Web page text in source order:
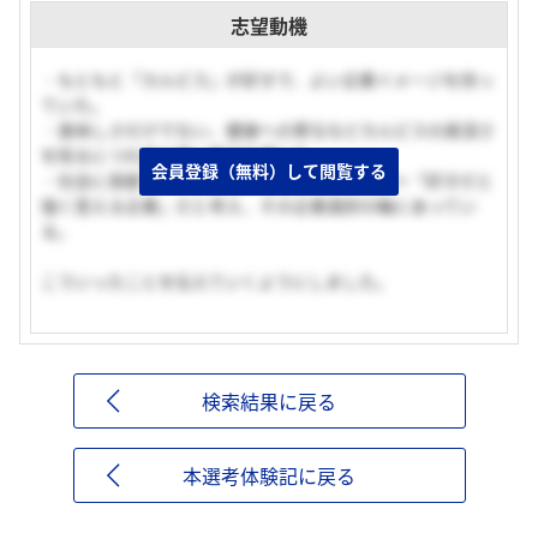
志望動機
・もともと「カルピス」が好きで、よい企業イメージを持っ
・美味しさだけでない、健康への寄与などカルピスの奥深さ
を知るにつれ益々強い魅力を感じた。
・社会に貢献でき、自分自身も成長できる企業＝「好きだと
強く思える企業」だと考え、その企業選択の軸にあってい
る。
こういったことを伝えていくようにしました。
会員登録（無料）して閲覧する
検索結果に戻る
本選考体験記に戻る